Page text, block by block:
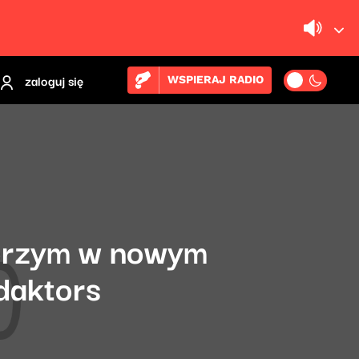
zaloguj się WSPIERAJ RADIO
w nowym